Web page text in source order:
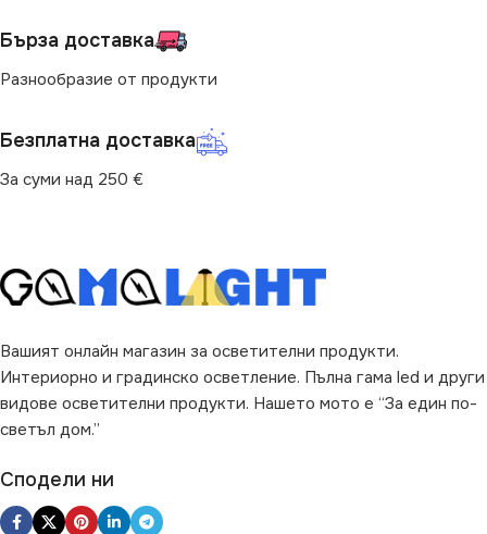
СВЕТЛИНЕН ПОТОК
ФОРМА НА ЛАМПАТА
ВИД НА КРУШКАТА
Свещ
Бърза доставка
Разнообразие от продукти
Безплатна доставка
За суми над 250 €
Вашият онлайн магазин за осветителни продукти.
Интериорно и градинско осветление. Пълна гама led и други
видове осветителни продукти. Нашето мото е “За един по-
светъл дом.”
Сподели ни